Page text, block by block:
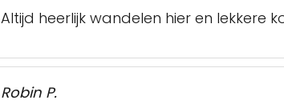
Altijd heerlijk wandelen hier en lekkere
Robin P.